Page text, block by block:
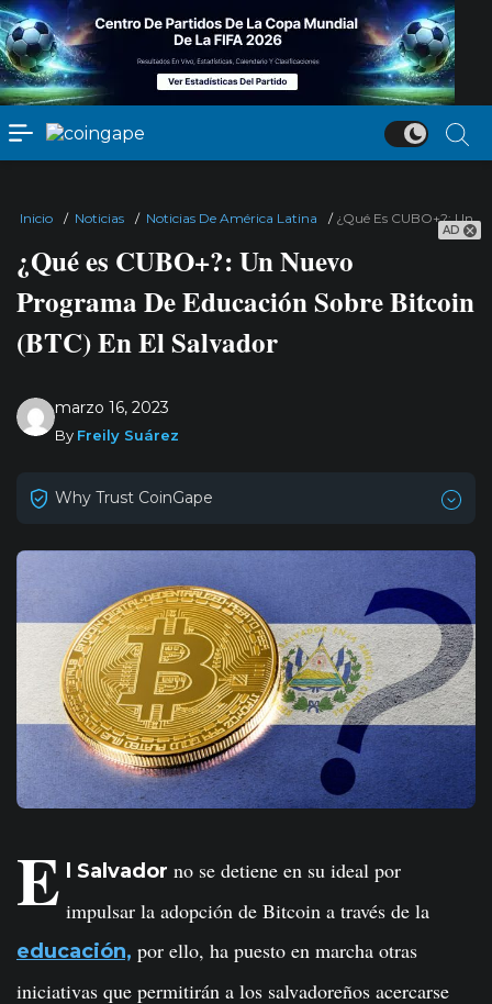
AD
Inicio / Noticias / Noticias De América Latina / ¿Qué Es CUBO+?: Un
¿Qué es CUBO+?: Un Nuevo
Programa De Educación Sobre Bitcoin
(BTC) En El Salvador
marzo 16, 2023
By Freily Suárez
Why Trust CoinGape
E l Salvador no se detiene en su ideal por
impulsar la adopción de Bitcoin a través de la
educación, por ello, ha puesto en marcha otras
iniciativas que permitirán a los salvadoreños acercarse